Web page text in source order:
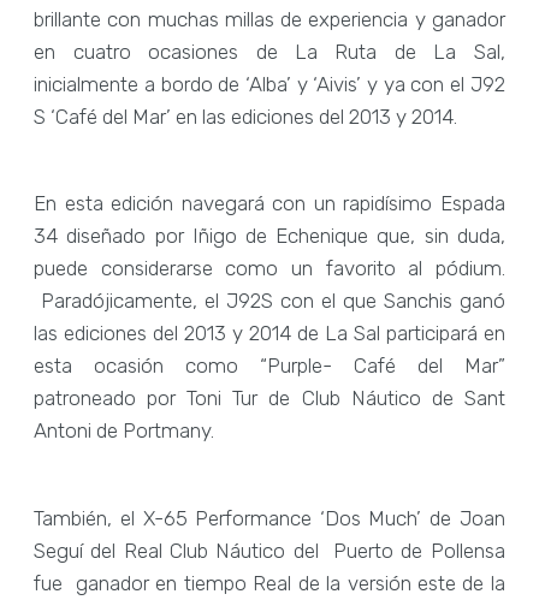
brillante con muchas millas de experiencia y ganador
en cuatro ocasiones de La Ruta de La Sal,
inicialmente a bordo de ‘Alba’ y ‘Aivis’ y ya con el J92
S ‘Café del Mar’ en las ediciones del 2013 y 2014.
En esta edición navegará con un rapidísimo Espada
34 diseñado por Iñigo de Echenique que, sin duda,
puede considerarse como un favorito al pódium.
Paradójicamente, el J92S con el que Sanchis ganó
las ediciones del 2013 y 2014 de La Sal participará en
esta ocasión como “Purple- Café del Mar”
patroneado por Toni Tur de Club Náutico de Sant
Antoni de Portmany.
También, el X-65 Performance ‘Dos Much’ de Joan
Seguí del Real Club Náutico del Puerto de Pollensa
fue ganador en tiempo Real de la versión este de la